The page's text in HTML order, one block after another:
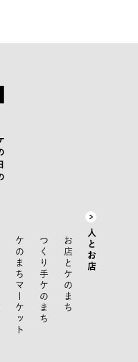
人とお店
お店とケのまち
つくり手ケのまち
ケのまちマーケット